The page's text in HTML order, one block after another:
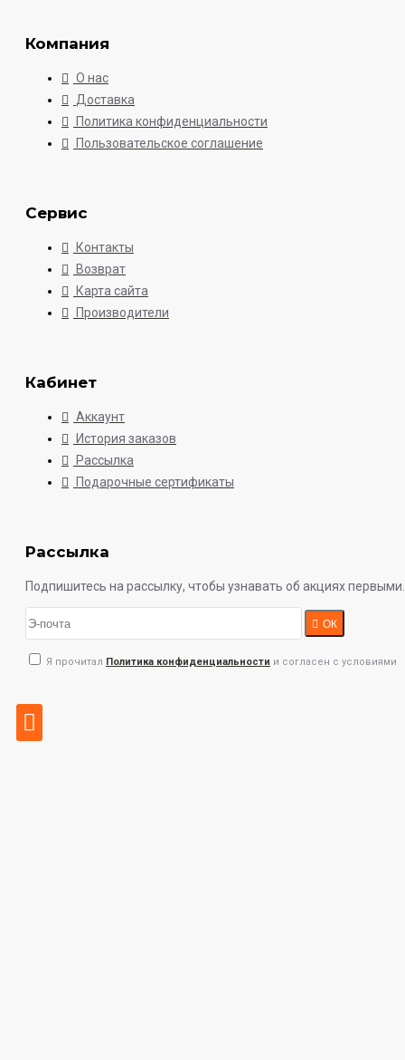
Компания
О нас
Доставка
Политика конфиденциальности
Пользовательское соглашение
Сервис
Контакты
Возврат
Карта сайта
Производители
Кабинет
Аккаунт
История заказов
Рассылка
Подарочные сертификаты
Рассылка
Подпишитесь на рассылку, чтобы узнавать об акциях первыми.
ОК
Я прочитал Политика конфиденциальности и согласен с условиями